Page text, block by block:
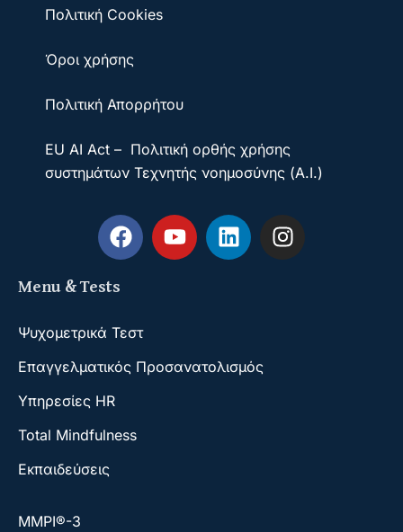
Πολιτική Cookies
Όροι χρήσης
Πολιτική Απορρήτου
EU AI Act – Πολιτική ορθής χρήσης
συστημάτων Τεχνητής νοημοσύνης (A.I.)
Menu & Tests
Ψυχομετρικά Τεστ
Επαγγελματικός Προσανατολισμός
Υπηρεσίες HR
Total Mindfulness
Εκπαιδεύσεις
ΜΜΡΙ®-3